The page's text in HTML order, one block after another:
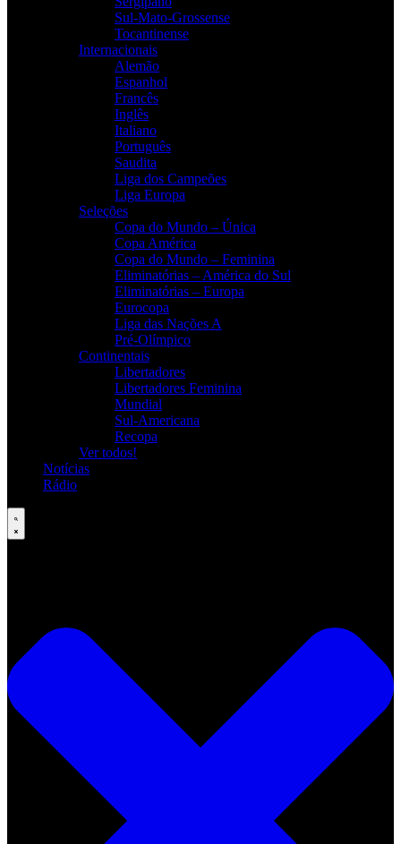
Sul-Mato-Grossense
Tocantinense
Internacionais
Alemão
Espanhol
Francês
Inglês
Italiano
Português
Saudita
Liga dos Campeões
Liga Europa
Seleções
Copa do Mundo – Única
Copa América
Copa do Mundo – Feminina
Eliminatórias – América do Sul
Eliminatórias – Europa
Eurocopa
Liga das Nações A
Pré-Olímpico
Continentais
Libertadores
Libertadores Feminina
Mundial
Sul-Americana
Recopa
Ver todos!
Notícias
Rádio